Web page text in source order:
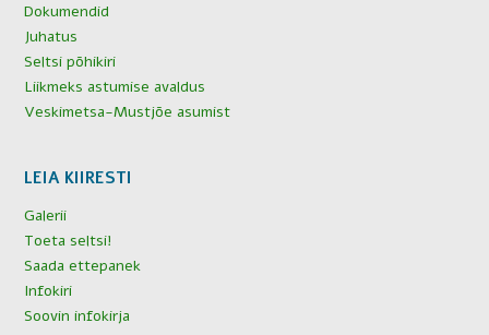
Dokumendid
Juhatus
Seltsi põhikiri
Liikmeks astumise avaldus
Veskimetsa-Mustjõe asumist
LEIA KIIRESTI
Galerii
Toeta seltsi!
Saada ettepanek
Infokiri
Soovin infokirja